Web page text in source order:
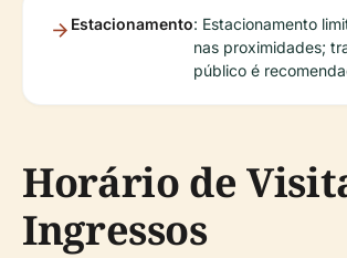
Estacionamento: Estacionamento
nas proximidades;
público é
Horário de
Ingressos